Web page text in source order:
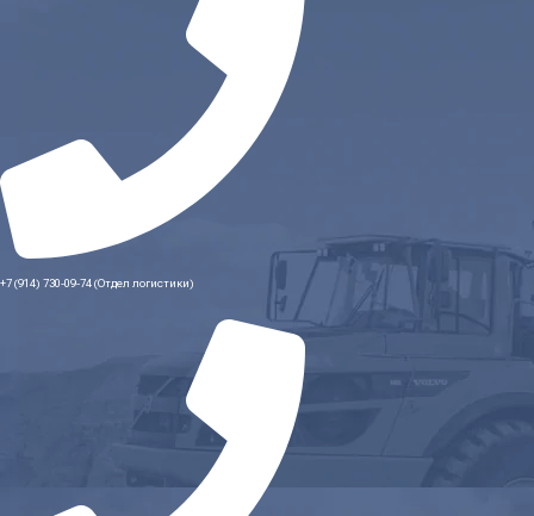
+7 (914) 730-09-74 (Отдел логистики)